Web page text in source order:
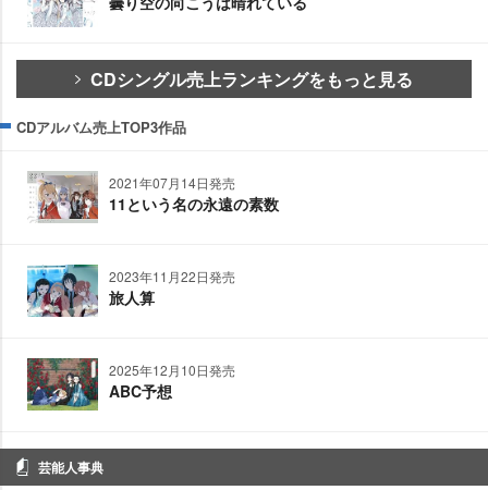
CDシングル売上ランキングをもっと見る
CDアルバム売上TOP3作品
2021年07月14日発売
11という名の永遠の素数
2023年11月22日発売
旅人算
2025年12月10日発売
ABC予想
芸能人事典